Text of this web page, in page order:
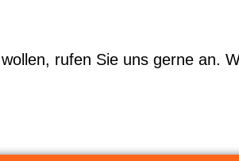
rufen Sie uns gerne an.